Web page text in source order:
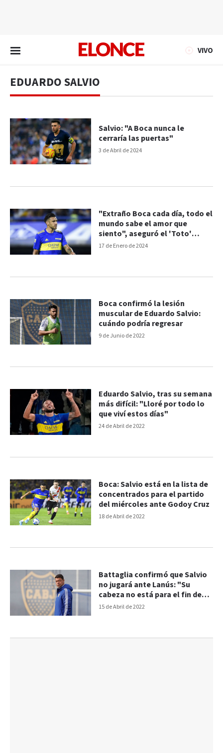
VIVO
EDUARDO SALVIO
3 de Abril de 2024
Salvio: "A Boca nunca le
cerraría las puertas"
17 de Enero de 2024
"Extraño Boca cada día, todo el
mundo sabe el amor que
siento", aseguró el 'Toto'
Salvio
9 de Junio de 2022
Boca confirmó la lesión
muscular de Eduardo Salvio:
cuándo podría regresar
24 de Abril de 2022
Eduardo Salvio, tras su semana
más difícil: "Lloré por todo lo
que viví estos días"
18 de Abril de 2022
Boca: Salvio está en la lista de
concentrados para el partido
del miércoles ante Godoy Cruz
15 de Abril de 2022
Battaglia confirmó que Salvio
no jugará ante Lanús: "Su
cabeza no está para el fin de
semana"